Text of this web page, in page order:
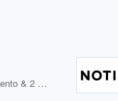
2 Cupones descuento & 2 Ofertas